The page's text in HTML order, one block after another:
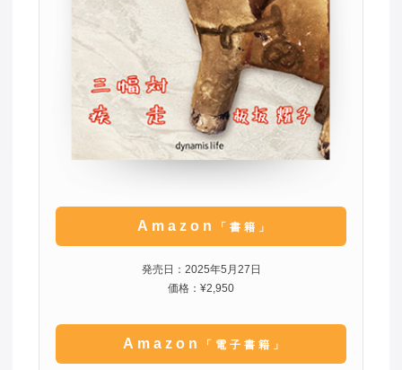
Amazon 「書籍」
発売日：2025年5月27日
価格：¥2,950
Amazon 「電子書籍」